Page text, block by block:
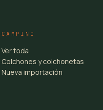
CAMPING
Ver toda
Colchones y colchonetas
Nueva importación